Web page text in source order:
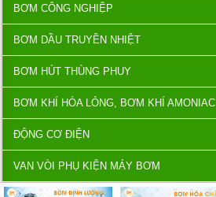
BƠM CÔNG NGHIỆP
BƠM DẦU TRUYỀN NHIỆT
BƠM HÚT THÙNG PHUY
BƠM KHÍ HÓA LỎNG, BƠM KHÍ AMONIAC
ĐỘNG CƠ ĐIỆN
VAN VÒI PHỤ KIỆN MÁY BƠM